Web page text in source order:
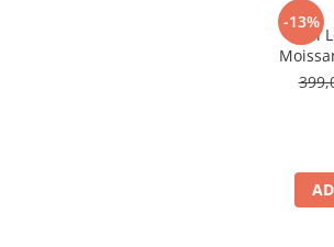
-13%
Inel